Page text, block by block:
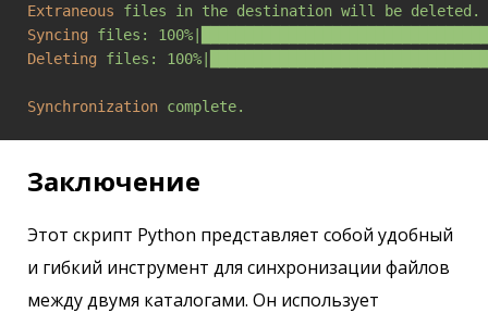
Extraneous
files in the destination will be deleted.
Syncing
files:
Deleting
files:
Synchronization complete.
Заключение
Этот скрипт Python представляет собой удобный
и гибкий инструмент для синхронизации файлов
между двумя каталогами. Он использует